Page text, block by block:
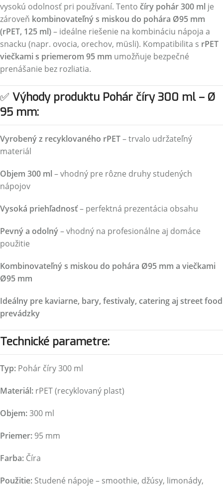
vysokú odolnosť pri používaní. Tento číry pohár 300 ml je
zároveň kombinovateľný s miskou do pohára Ø95 mm
(rPET, 125 ml)– ideálne riešenie na kombináciu nápoja a
snacku (napr. ovocia, orechov, müsli). Kompatibilita s rPET
viečkami s priemerom 95 mm umožňuje bezpečné
prenášanie bez rozliatia.
✅ Výhody produktu Pohár číry 300 ml – Ø
95 mm:
Vyrobený z recyklovaného rPET– trvalo udržateľný
materiál
Objem 300 ml – vhodný pre rôzne druhy studených
nápojov
Vysoká priehľadnosť– perfektná prezentácia obsahu
Pevný a odolný– vhodný na profesionálne aj domáce
použitie
Kombinovateľný s miskou do pohára Ø95 mm a viečkami
Ø95 mm
Ideálny pre kaviarne, bary, festivaly, catering aj street food
prevádzky
Technické parametre:
Typ: Pohár číry 300 ml
Materiál: rPET (recyklovaný plast)
Objem:300 ml
Priemer: 95 mm
Farba: Číra
Použitie: Studené nápoje – smoothie, džúsy, limonády,